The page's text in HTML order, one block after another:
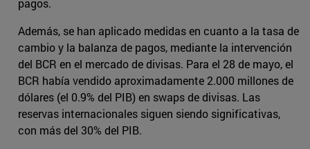
pagos.
Además, se han aplicado medidas en cuanto a la tasa de
cambio y la balanza de pagos, mediante la intervención
del BCR en el mercado de divisas. Para el 28 de mayo, el
BCR había vendido aproximadamente 2.000 millones de
dólares (el 0.9% del PIB) en swaps de divisas. Las
reservas internacionales siguen siendo significativas,
con más del 30% del PIB.